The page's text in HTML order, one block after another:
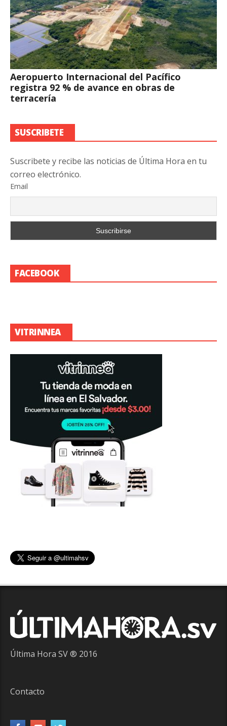
Aeropuerto Internacional del Pacífico
registra 92 % de avance en obras de
terracería
SUSCRIBETE
Suscribete y recibe las noticias de Última Hora en tu
correo electrónico.
Email
FACEBOOK
VITRINNEA
Última Hora SV ® 2016
Contacto